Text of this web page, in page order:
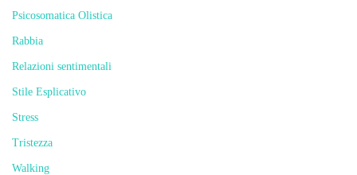
Psicosomatica Olistica
Rabbia
Relazioni sentimentali
Stile Esplicativo
Stress
Tristezza
Walking